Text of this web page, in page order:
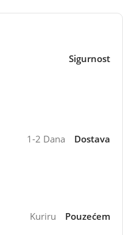
Sigurnost
1-2 Dana Dostava
Kuriru Pouzećem